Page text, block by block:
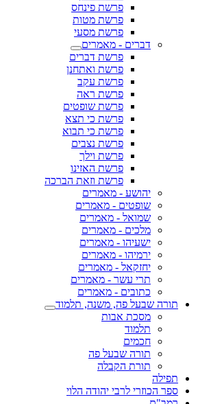
פרשת פינחס
פרשת מטות
פרשת מסעי
דברים - מאמרים
פרשת דברים
פרשת ואתחנן
פרשת עקב
פרשת ראה
פרשת שופטים
פרשת כי תצא
פרשת כי תבוא
פרשת נצבים
פרשת וילך
פרשת האזינו
פרשת וזאת הברכה
יהושע - מאמרים
שופטים - מאמרים
שמואל - מאמרים
מלכים - מאמרים
ישעיהו - מאמרים
ירמיהו - מאמרים
יחזקאל - מאמרים
תרי עשר - מאמרים
כתובים - מאמרים
תורה שבעל פה, משנה, תלמוד
מסכת אבות
תלמוד
חכמים
תורה שבעל פה
תורת הקבלה
תפילה
ספר הכוזרי לרבי יהודה הלוי